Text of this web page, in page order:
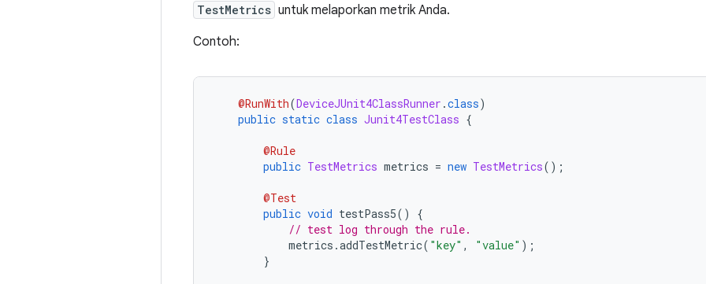
TestMetrics untuk melaporkan metrik Anda.
Contoh:
@RunWith(DeviceJUnit4ClassRunner .class)
public static class Junit4TestClass {
@Rule
public TestMetrics metrics = new TestMetrics();
@Test
public void testPass5()
{
// test log through the rule.
metrics .addTestMetric( "key" , "value" );
}